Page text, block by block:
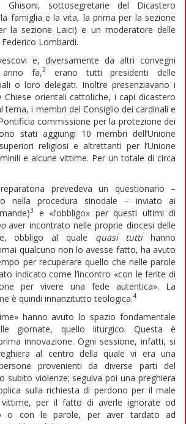
sottosegretarie del Dicastero
famiglia e la vita, la prima per la sezione
la sezione Laici) e un moderatore delle
Lombardi.
e, diversamente da altri convegni
anno fa,2
erano tutti presidenti delle
o loro delegati. Inoltre presenziavano i
Chiese orientali cattoliche, i capi dicastero
tema, i membri del Consiglio dei cardinali e
commissione per la protezione dei
stati aggiungi 10 membri dell’Unione
religiosi e altrettanti per l’Unione
e alcune vittime. Per un totale di circa
prevedeva un questionario –
nella procedura sinodale – inviato ai
3
e «l’obbligo» per questi ultimi di
aver incontrato nelle proprie diocesi delle
obbligo al quale quasi tuttihanno
qualcuno non lo avesse fatto, ha avuto
per recuperare quello che nelle parole
indicato come l’incontro «con le ferite di
per vivere una fede autentica». La
è quindi innanzitutto teologica.4
hanno avuto lo spazio fondamentale
giornate, quello liturgico. Questa è
innovazione. Ogni sessione, infatti, si
al centro della quale vi era una
provenienti da diverse parti del
subito violenze; seguiva poi una preghiera
sulla richiesta di perdono per il male
per il fatto di averle ignorate od
o con le parole, per aver tardato ad